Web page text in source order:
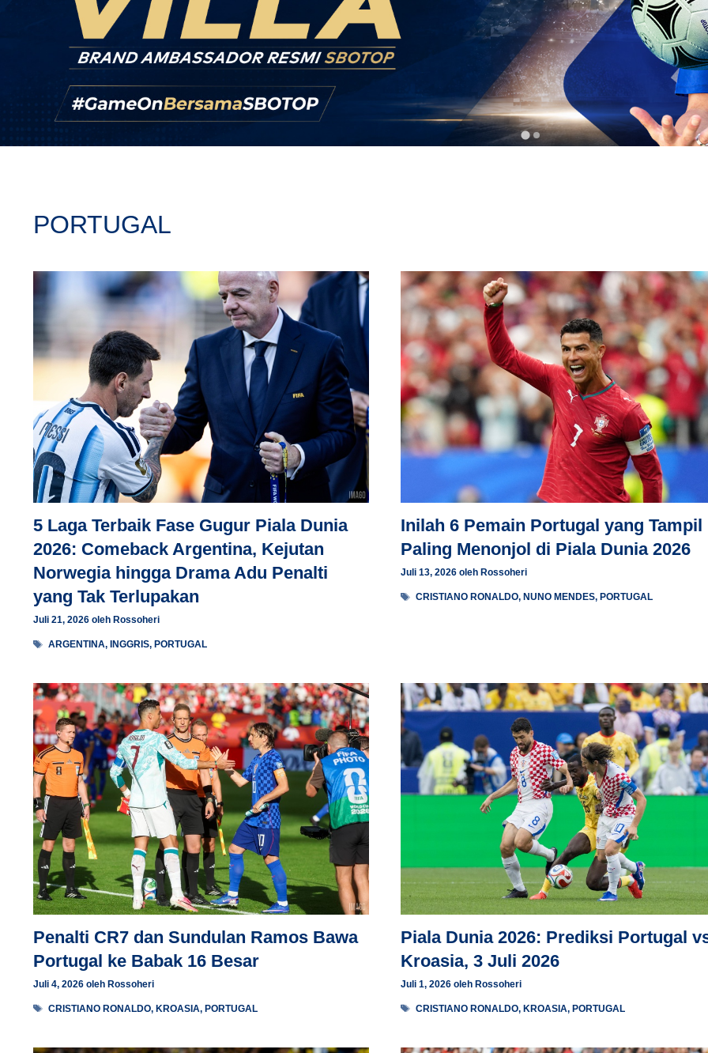
PORTUGAL
5 Laga Terbaik Fase Gugur Piala Dunia
2026: Comeback Argentina, Kejutan
Norwegia hingga Drama Adu Penalti
yang Tak Terlupakan
Juli 21, 2026 oleh Rossoheri
Tag
ARGENTINA, INGGRIS, PORTUGAL
Inilah 6 Pemain Portugal yang Tampil
Paling Menonjol di Piala Dunia 2026
Juli 13, 2026 oleh Rossoheri
Tag
CRISTIANO RONALDO, NUNO MENDES, PORTUGAL
Penalti CR7 dan Sundulan Ramos Bawa
Portugal ke Babak 16 Besar
Juli 4, 2026 oleh Rossoheri
Tag
CRISTIANO RONALDO, KROASIA, PORTUGAL
Piala Dunia 2026: Prediksi Portugal
Kroasia, 3 Juli 2026
Juli 1, 2026 oleh Rossoheri
Tag
CRISTIANO RONALDO, KROASIA, PORTUGAL